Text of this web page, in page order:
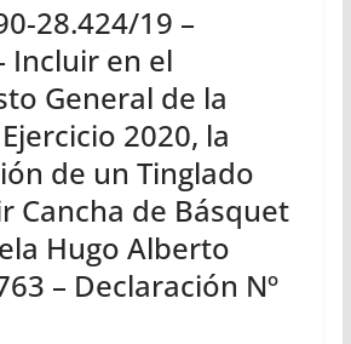
28.424/19 –
Incluir en el
General de la
2020, la
de un Tinglado
Cancha de Básquet
Hugo Alberto
– Declaración Nº